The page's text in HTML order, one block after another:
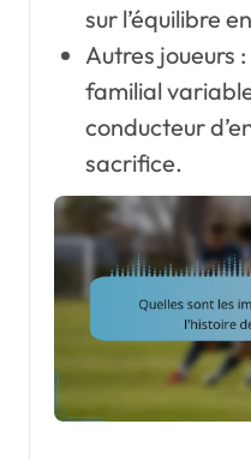
sur l’équilibre
Autres joueurs
familial
conducteur
sacrifice.